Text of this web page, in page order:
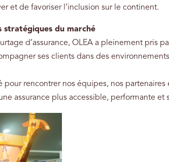
et de favoriser l’inclusion sur le continent.
stratégiques du marché
d’assurance, OLEA a pleinement pris
ses clients dans des
pour rencontrer nos équipes, nos partenaires
assurance plus accessible, performante et